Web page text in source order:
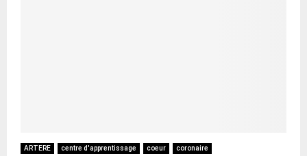
ARTERE centre d'apprentissage coeur
coronaire